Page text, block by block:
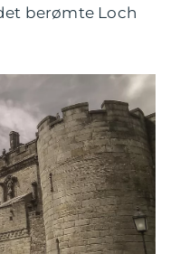
berømte Loch